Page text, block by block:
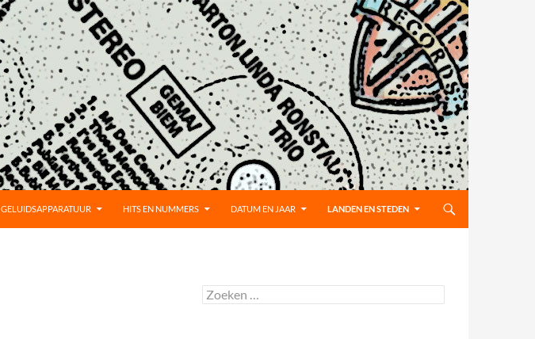
GELUIDSAPPARATUUR HITS EN NUMMERS DATUM EN JAAR LANDEN EN STEDEN
Zoeken
naar: